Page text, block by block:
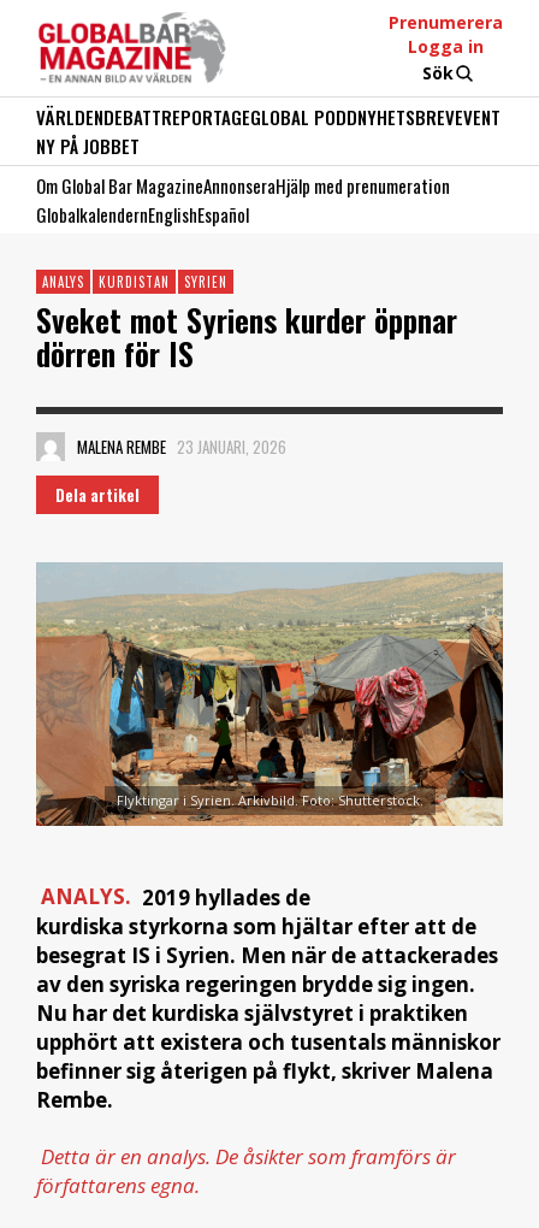
Prenumerera
Logga in
Sök
VÄRLDENDEBATTREPORTAGEGLOBAL PODDNYHETSBREVEVENT
NY PÅ JOBBET
Om Global Bar MagazineAnnonseraHjälp med prenumeration
GlobalkalendernEnglishEspañol
ANALYS KURDISTAN SYRIEN
Sveket mot Syriens kurder öppnar
dörren för IS
MALENA REMBE 23 JANUARI, 2026
Dela artikel
Flyktingar i Syrien. Arkivbild. Foto: Shutterstock.
ANALYS. 2019 hyllades de
kurdiska styrkorna som hjältar efter att de
besegrat IS i Syrien. Men när de attackerades
av den syriska regeringen brydde sig ingen.
Nu har det kurdiska självstyret i praktiken
upphört att existera och tusentals människor
befinner sig återigen på flykt, skriver Malena
Rembe.
Detta är en analys. De åsikter som framförs är
författarens egna.